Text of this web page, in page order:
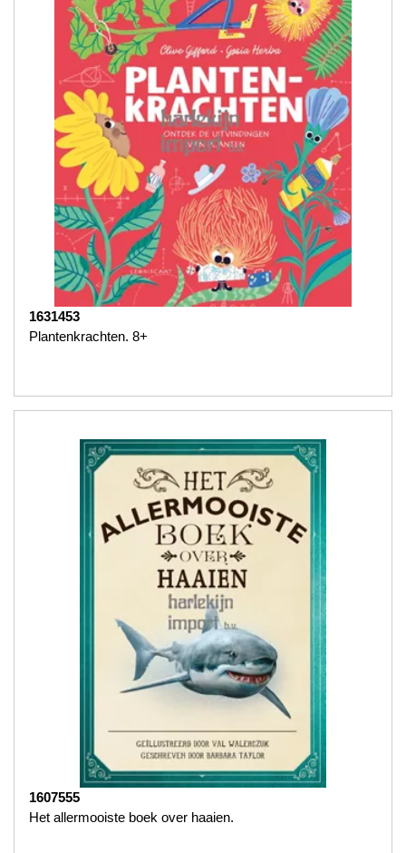
1631453
Plantenkrachten. 8+
1607555
Het allermooiste boek over haaien.